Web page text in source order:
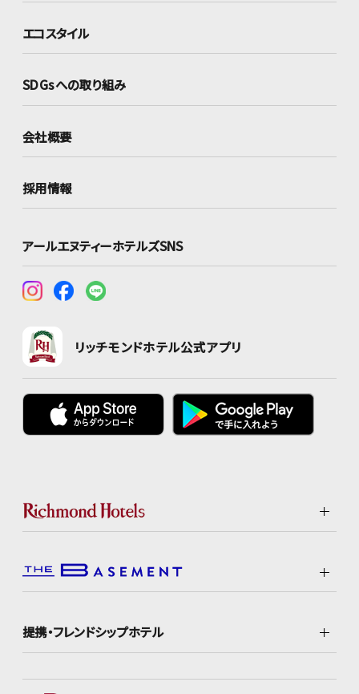
エコスタイル
SDGsへの取り組み
会社概要
採用情報
アールエヌティーホテルズSNS
リッチモンドホテル公式アプリ
提携・フレンドシップホテル